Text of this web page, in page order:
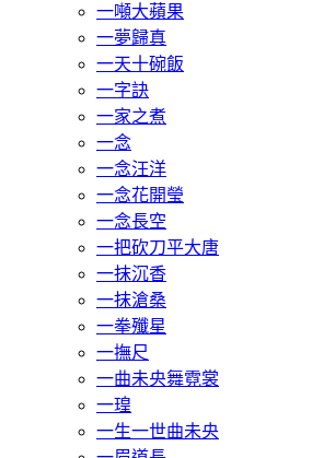
一噸大蘋果
一夢歸真
一天十碗飯
一字訣
一家之煮
一念
一念汪洋
一念花開瑩
一念長空
一把砍刀平大唐
一抹沉香
一抹滄桑
一拳殲星
一撫尺
一曲未央舞霓裳
一瑝
一生一世曲未央